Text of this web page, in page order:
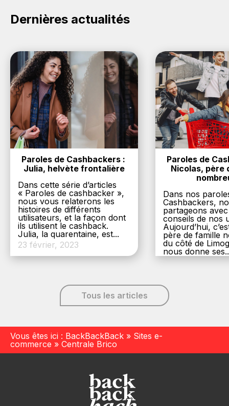
Dernières actualités
Paroles de Cashbackers :
Julia, helvète frontalière
Dans cette série d’articles
« Paroles de cashbacker »,
nous vous relaterons les
histoires de différents
utilisateurs, et la façon dont
ils utilisent le cashback.
Julia, la quarentaine, est...
23 février, 2023
Paroles de
Nicolas, père
Dans nos
Cashbackers,
partageons
conseils de nos
Aujourd’hui,
père de famille
du côté de
nous donne
Tous les articles
Vous êtes ici : BackBackBack » Sites e-
commerce » Centrale Brico